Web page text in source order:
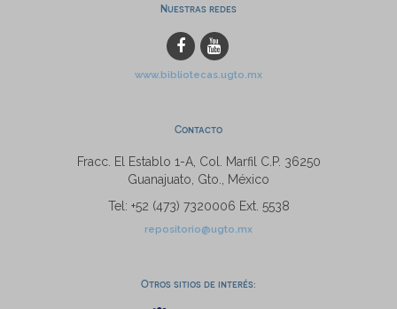
Nuestras redes
www.bibliotecas.ugto.mx
Contacto
Fracc. El Establo 1-A, Col. Marfil C.P. 36250
Guanajuato, Gto., México
Tel: +52 (473) 7320006 Ext. 5538
repositorio@ugto.mx
Otros sitios de interés: